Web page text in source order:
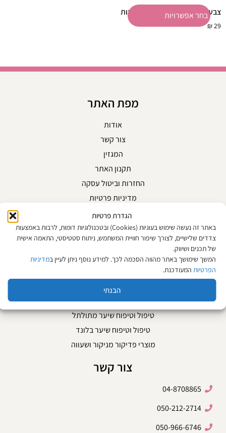
הגדרת פרטיות
באתר זה נעשה שימוש בעוגיות (Cookies) ובטכנולוגיות דומות, לרבות באמצעות
צדדים שלישיים, לצורך שיפור חוויית המשתמש, ניתוח סטטיסטי, התאמה אישית
של תכנים ושיווק.
המשך שימושך באתר מהווה הסכמה לכך. למידע נוסף ניתן לעיין במדיניות
הפרטיותהמעודכנת.
הבנתי
צבע לשיער איגורה רויאל 10 דקות
₪29
בחר אפשרויות
מפת האתר
אודות
צור קשר
המגזין
תקנון האתר
החזרות וביטול עסקה
מדיניות פרטיות
קטגוריות
צבעי שיער
טיפוח הגוף והפנים
טיפול בשיער שומני וקשקשים
לשיער שעבר החלקה
טיפול וטיפוח שיער מתולתל
טיפול וטיפוח שיער בלונד
מוצרי פדיקור מניקור ושעווה
צור קשר
04-8708865
050-212-2714
050-966-6746